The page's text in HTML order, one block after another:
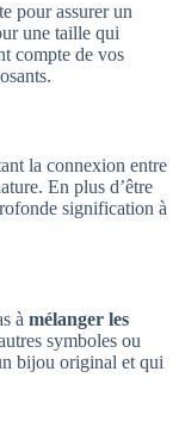
pour assurer un
une taille qui
compte de vos
la connexion entre
En plus d’être
signification à
à mélanger les
symboles ou
bijou original et qui